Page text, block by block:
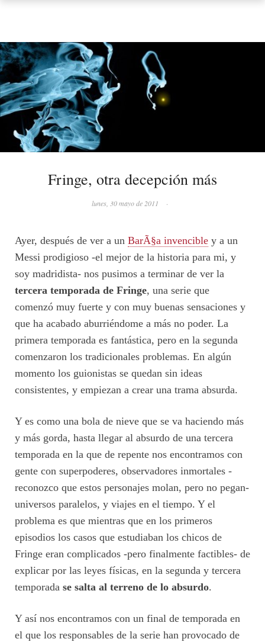
Fringe, otra decepción más
lunes, 30 mayo de 2011 ·
Ayer, después de ver a un BarÃ§a invencible y a un
Messi prodigioso -el mejor de la historia para mi, y
soy madridista- nos pusimos a terminar de ver la
tercera temporada de Fringe, una serie que
comenzó muy fuerte y con muy buenas sensaciones y
que ha acabado aburriéndome a más no poder. La
primera temporada es fantástica, pero en la segunda
comenzaron los tradicionales problemas. En algún
momento los guionistas se quedan sin ideas
consistentes, y empiezan a crear una trama absurda.
Y es como una bola de nieve que se va haciendo más
y más gorda, hasta llegar al absurdo de una tercera
temporada en la que de repente nos encontramos con
gente con superpoderes, observadores inmortales -
reconozco que estos personajes molan, pero no pegan-
universos paralelos, y viajes en el tiempo. Y el
problema es que mientras que en los primeros
episodios los casos que estudiaban los chicos de
Fringe eran complicados -pero finalmente factibles- de
explicar por las leyes físicas, en la segunda y tercera
temporada se salta al terreno de lo absurdo.
Y así nos encontramos con un final de temporada en
el que los responsables de la serie han provocado de